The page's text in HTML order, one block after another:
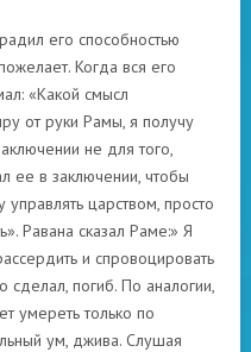
его способностью
Когда вся его
«Какой смысл
от руки Рамы, я получу
не для того,
ее в заключении, чтобы
царством, просто
Равана сказал Раме:» Я
и спровоцировать
сделал, погиб. По аналогии,
умереть только по
ум, джива. Слушая